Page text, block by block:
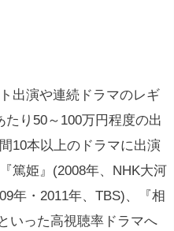
出演や連続ドラマのレギ
り50～100万円程度の出
10本以上のドラマに出演
篤姫』(2008年、NHK大河
年・2011年、TBS)、『相
いった高視聴率ドラマへ